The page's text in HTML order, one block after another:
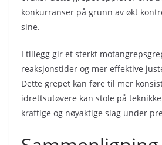
konkurranser på grunn av økt
sine.
I tillegg gir et sterkt
reaksjonstider og mer effektive
Dette grepet kan føre til mer
idrettsutøvere kan stole på
kraftige og nøyaktige slag under